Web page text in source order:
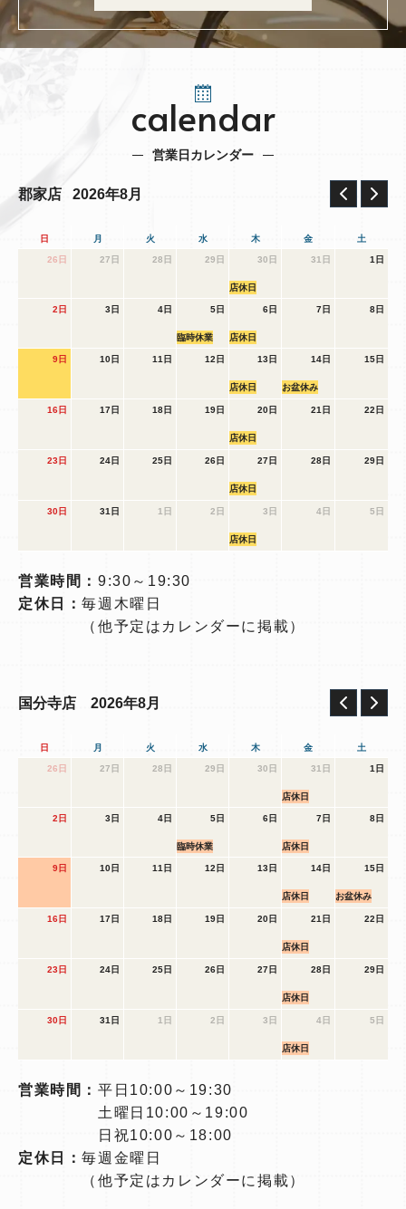
calendar
営業日カレンダー
郡家店 2026年8月
日 月 火 水 木 金 土
26日 27日 28日 29日 30日
店休日
31日 1日
2日 3日 4日 5日
臨時休業
6日
店休日
7日 8日
9日 10日 11日 12日 13日
店休日
14日
お盆休み
15日
16日 17日 18日 19日 20日
店休日
21日 22日
23日 24日 25日 26日 27日
店休日
28日 29日
30日 31日 1日 2日 3日
店休日
4日 5日
営業時間： 9:30～19:30
定休日：毎週木曜日
（他予定はカレンダーに掲載）
国分寺店 2026年8月
日 月 火 水 木 金 土
26日 27日 28日 29日 30日 31日
店休日
1日
2日 3日 4日 5日
臨時休業
6日 7日
店休日
8日
9日 10日 11日 12日 13日 14日
店休日
15日
お盆休み
16日 17日 18日 19日 20日 21日
店休日
22日
23日 24日 25日 26日 27日 28日
店休日
29日
30日 31日 1日 2日 3日 4日
店休日
5日
営業時間： 平日10:00～19:30
土曜日10:00～19:00
日祝10:00～18:00
定休日：毎週金曜日
（他予定はカレンダーに掲載）